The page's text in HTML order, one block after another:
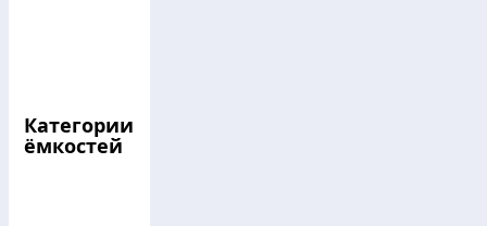
Категории
ёмкостей